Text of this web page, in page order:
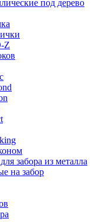
под дерево
Z
забора из металла
на забор